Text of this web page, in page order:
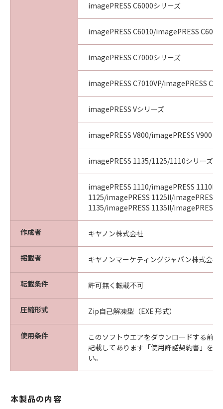
imagePRESS C6000シリーズ
imagePRESS C6010/imagePRESS C6011
imagePRESS C7000シリーズ
imagePRESS C7010VP/imagePRESS
imagePRESS Vシリーズ
imagePRESS V800/imagePRESS V900
imagePRESS 1135/1125/1110シリーズ
imagePRESS 1110/imagePRESS 1110II/
1125/imagePRESS 1125II/imagePRESS
1135/imagePRESS 1135II/imagePRESS
作成者 キヤノン株式会社
掲載者 キヤノンマーケティングジャパン株式会社
転載条件 許可無く転載不可
圧縮形式 Zip自己解凍型（EXE 形式）
使用条件
このソフトウエアをダウンロードする前
記載してあります「使用許諾契約書」を
い。
本製品の内容